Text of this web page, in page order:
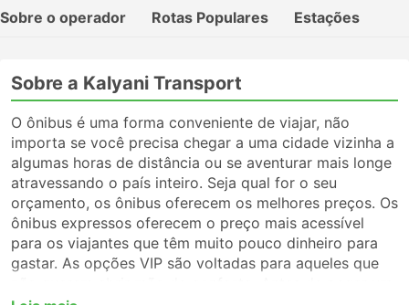
Sobre o operador Rotas Populares Estações
Sobre a Kalyani Transport
O ônibus é uma forma conveniente de viajar, não
importa se você precisa chegar a uma cidade vizinha a
algumas horas de distância ou se aventurar mais longe
atravessando o país inteiro. Seja qual for o seu
orçamento, os ônibus oferecem os melhores preços. Os
ônibus expressos oferecem o preço mais acessível
para os viajantes que têm muito pouco dinheiro para
gastar. As opções VIP são voltadas para aqueles que